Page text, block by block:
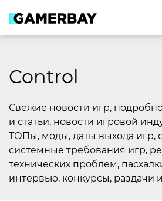
content
Control
Свежие новости игр,
и статьи, новости игровой
ТОПы, моды, даты выхода игр,
системные требования игр,
технических проблем,
интервью, конкурсы, раздачи